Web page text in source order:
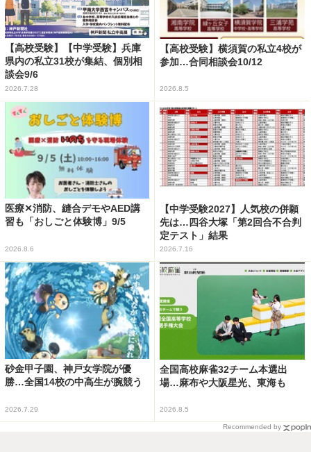
【高校受験】【中学受験】兵庫
県内の私立31校が集結、個別相
談会9/6
2026.7.28
【高校受験】横須賀の私立4校が
参加…合同相談会10/12
2026.8.5
医療✕消防、縫合デモやAED講
習も「おしごと体験博」9/5
2026.8.6
【中学受験2027】人気校の併願
先は…四谷大塚「第2回合不合判
定テスト」結果
2026.7.16
砂金甲子園、神戸女学院が優
勝…全国14校の中高生が腕競う
2026.7.29
全国高校麻雀32チーム本選出
場…麻布や大阪星光、東海も
2026.8.5
Recommended by